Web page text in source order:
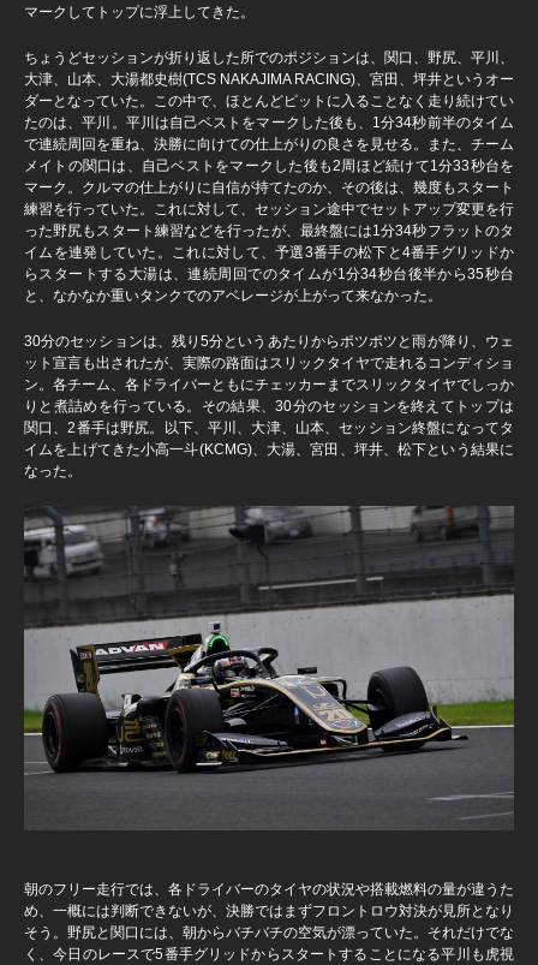
マークしてトップに浮上してきた。
ちょうどセッションが折り返した所でのポジションは、関口、野尻、平川、
大津、山本、大湯都史樹(TCS NAKAJIMA RACING)、宮田、坪井というオー
ダーとなっていた。この中で、ほとんどピットに入ることなく走り続けてい
たのは、平川。平川は自己ベストをマークした後も、1分34秒前半のタイム
で連続周回を重ね、決勝に向けての仕上がりの良さを見せる。また、チーム
メイトの関口は、自己ベストをマークした後も2周ほど続けて1分33秒台を
マーク。クルマの仕上がりに自信が持てたのか、その後は、幾度もスタート
練習を行っていた。これに対して、セッション途中でセットアップ変更を行
った野尻もスタート練習などを行ったが、最終盤には1分34秒フラットのタ
イムを連発していた。これに対して、予選3番手の松下と4番手グリッドか
らスタートする大湯は、連続周回でのタイムが1分34秒台後半から35秒台
と、なかなか重いタンクでのアベレージが上がって来なかった。
30分のセッションは、残り5分というあたりからポツポツと雨が降り、ウェ
ット宣言も出されたが、実際の路面はスリックタイヤで走れるコンディショ
ン。各チーム、各ドライバーともにチェッカーまでスリックタイヤでしっか
りと煮詰めを行っている。その結果、30分のセッションを終えてトップは
関口、2番手は野尻。以下、平川、大津、山本、セッション終盤になってタ
イムを上げてきた小高一斗(KCMG)、大湯、宮田、坪井、松下という結果に
なった。
朝のフリー走行では、各ドライバーのタイヤの状況や搭載燃料の量が違うた
め、一概には判断できないが、決勝ではまずフロントロウ対決が見所となり
そう。野尻と関口には、朝からバチバチの空気が漂っていた。それだけでな
く、今日のレースで5番手グリッドからスタートすることになる平川も虎視